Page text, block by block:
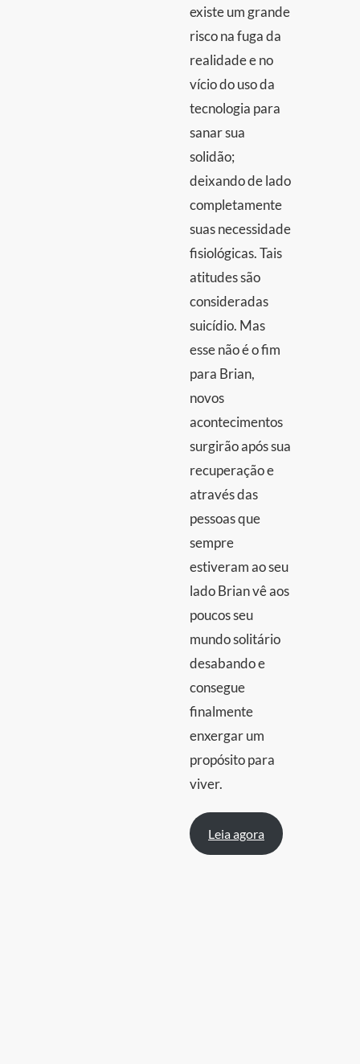
existe um grande
risco na fuga da
realidade e no
vício do uso da
tecnologia para
sanar sua
solidão;
deixando de lado
completamente
suas necessidade
fisiológicas. Tais
atitudes são
consideradas
suicídio. Mas
esse não é o fim
para Brian,
novos
acontecimentos
surgirão após sua
recuperação e
através das
pessoas que
sempre
estiveram ao seu
lado Brian vê aos
poucos seu
mundo solitário
desabando e
consegue
finalmente
enxergar um
propósito para
viver.
Leia agora